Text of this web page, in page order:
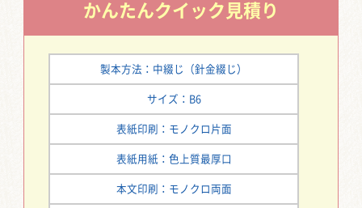
かんたんクイック見積り
製本方法：中綴じ（針金綴じ）
サイズ：B6
表紙印刷：モノクロ片面
表紙用紙：色上質最厚口
本文印刷：モノクロ両面